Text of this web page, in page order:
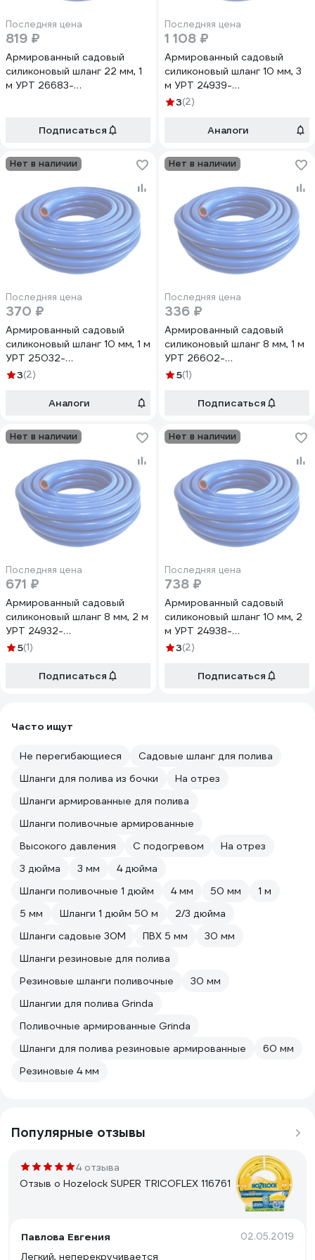
Последняя цена
819 ₽
Армированный садовый
силиконовый шланг 22 мм, 1
м УРТ 26683-
Подписаться
Последняя цена
1 108 ₽
Армированный садовый
силиконовый шланг 10 мм, 3
м УРТ 24939-
рукав*сил*арм*10мм*3м
3(2)
Аналоги
Нет в наличии
Последняя цена
370 ₽
Армированный садовый
силиконовый шланг 10 мм, 1 м
УРТ 25032-
рукав*сил*арм*10мм*1м
3(2)
Аналоги
Нет в наличии
Последняя цена
336 ₽
Армированный садовый
силиконовый шланг 8 мм, 1 м
УРТ 26602-
рукав*сил*арм*8мм*1м
5(1)
Подписаться
Нет в наличии
Последняя цена
671 ₽
Армированный садовый
силиконовый шланг 8 мм, 2 м
УРТ 24932-
рукав*сил*арм*8мм*2м
5(1)
Подписаться
Нет в наличии
Последняя цена
738 ₽
Армированный садовый
силиконовый шланг 10 мм, 2
м УРТ 24938-
рукав*сил*арм*10мм*2м
3(2)
Подписаться
Часто ищут
Не перегибающиеся
Садовые шланг для полива
Шланги для полива из бочки
На отрез
Шланги армированные для полива
Шланги поливочные армированные
Высокого давления
С подогревом
На отрез
3 дюйма
3 мм
4 дюйма
Шланги поливочные 1 дюйм
4 мм 50 мм
1 м
5 мм
Шланги 1 дюйм 50 м
2/3 дюйма
Шланги садовые 30М
ПВХ 5 мм
30 мм
Шланги резиновые для полива
Резиновые шланги поливочные
30 мм
Шлангии для полива Grinda
Поливочные армированные Grinda
Шланги для полива резиновые армированные
60 мм
Резиновые 4 мм
Популярные отзывы
4 отзыва
Отзыв о Hozelock SUPER TRICOFLEX 116761
Павлова Евгения 02.05.2019
Легкий, неперекручивается